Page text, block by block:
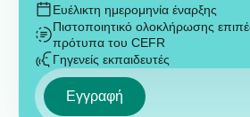
Ευέλικτη ημερομηνία έναρξης
Πιστοποιητικό ολοκλήρωσης
πρότυπα του CEFR
Γηγενείς εκπαιδευτές
Εγγραφή